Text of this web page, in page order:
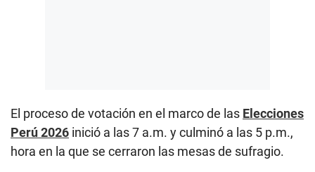
El proceso de votación en el marco de las Elecciones
Perú 2026 inició a las 7 a.m. y culminó a las 5 p.m.,
hora en la que se cerraron las mesas de sufragio.